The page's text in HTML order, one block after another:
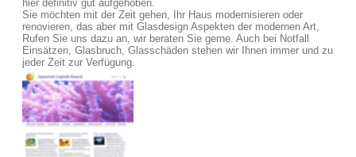
hier definitiv gut aufgehoben.
Sie möchten mit der Zeit gehen, Ihr Haus modernisieren oder
renovieren, das aber mit Glasdesign Aspekten der modernen Art,
Rufen Sie uns dazu an, wir beraten Sie gerne. Auch bei Notfall
Einsätzen, Glasbruch, Glasschäden stehen wir Ihnen immer und zu
jeder Zeit zur Verfügung.